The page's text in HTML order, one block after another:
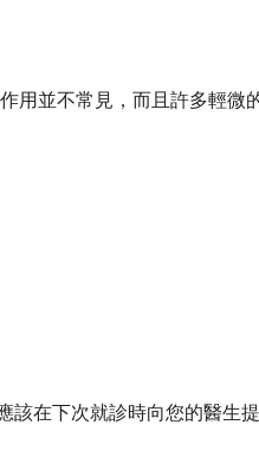
並不常見，而且許多輕微
在下次就診時向您的醫生提